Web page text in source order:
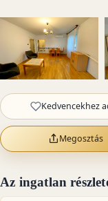
Kedvencekhez
Megosztás
Az ingatlan